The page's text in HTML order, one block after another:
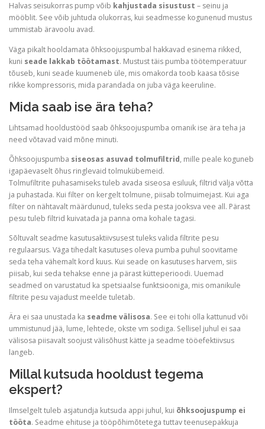
Halvas seisukorras pump võib kahjustada sisustust – seinu ja
mööblit. See võib juhtuda olukorras, kui seadmesse kogunenud mustus
ummistab äravoolu avad.
Väga pikalt hooldamata õhksoojuspumbal hakkavad esinema rikked,
kuni seade lakkab töötamast. Mustust täis pumba töötemperatuur
tõuseb, kuni seade kuumeneb üle, mis omakorda toob kaasa tõsise
rikke kompressoris, mida parandada on juba väga keeruline.
Mida saab ise ära teha?
Lihtsamad hooldustööd saab õhksoojuspumba omanik ise ära teha ja
need võtavad vaid mõne minuti.
Õhksoojuspumba siseosas asuvad tolmufiltrid, mille peale koguneb
igapäevaselt õhus ringlevaid tolmukübemeid.
Tolmufiltrite puhasamiseks tuleb avada siseosa esiluuk, filtrid välja võtta
ja puhastada. Kui filter on kergelt tolmune, piisab tolmuimejast. Kui aga
filter on nähtavalt määrdunud, tuleks seda pesta jooksva vee all. Pärast
pesu tuleb filtrid kuivatada ja panna oma kohale tagasi.
Sõltuvalt seadme kasutusaktiivsusest tuleks valida filtrite pesu
regulaarsus. Väga tihedalt kasutuses oleva pumba puhul soovitame
seda teha vähemalt kord kuus. Kui seade on kasutuses harvem, siis
piisab, kui seda tehakse enne ja pärast kütteperioodi. Uuemad
seadmed on varustatud ka spetsiaalse funktsiooniga, mis omanikule
filtrite pesu vajadust meelde tuletab.
Ära ei saa unustada ka seadme välisosa. See ei tohi olla kattunud või
ummistunud jää, lume, lehtede, okste vm sodiga. Sellisel juhul ei saa
välisosa piisavalt soojust välisõhust kätte ja seadme tööefektiivsus
langeb.
Millal kutsuda hooldust tegema
ekspert?
Ilmselgelt tuleb asjatundja kutsuda appi juhul, kui õhksoojuspump ei
tööta. Seadme ehituse ja tööpõhimõtetega tuttav teenusepakkuja